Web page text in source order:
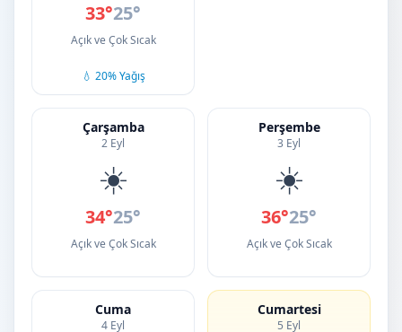
33°25°
Açık ve Çok Sıcak
💧 20% Yağış
Çarşamba
2 Eyl
☀️
34°25°
Açık ve Çok Sıcak
Perşembe
3 Eyl
☀️
36°25°
Açık ve Çok Sıcak
Cuma
4 Eyl
Cumartesi
5 Eyl